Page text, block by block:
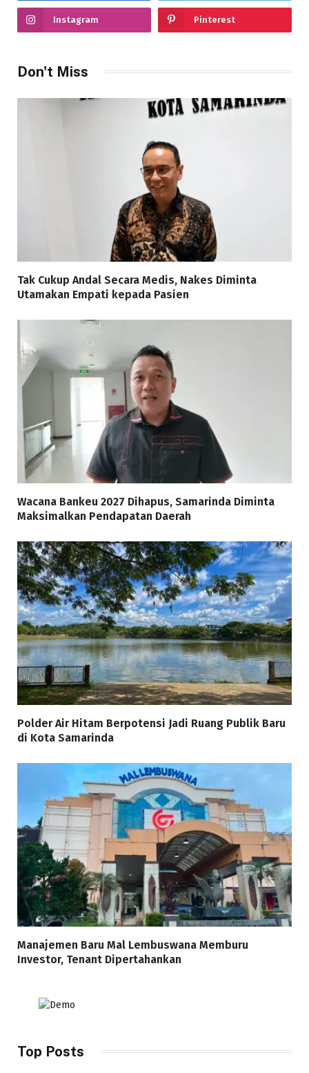
Instagram Pinterest
Don't Miss
Tak Cukup Andal Secara Medis, Nakes Diminta
Utamakan Empati kepada Pasien
Wacana Bankeu 2027 Dihapus, Samarinda Diminta
Maksimalkan Pendapatan Daerah
Polder Air Hitam Berpotensi Jadi Ruang Publik Baru
di Kota Samarinda
Manajemen Baru Mal Lembuswana Memburu
Investor, Tenant Dipertahankan
Top Posts